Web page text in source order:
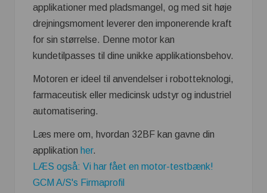
applikationer med pladsmangel, og med sit høje
drejningsmoment leverer den imponerende kraft
for sin størrelse. Denne motor kan
kundetilpasses til dine unikke applikationsbehov.
Motoren er ideel til anvendelser i robotteknologi,
farmaceutisk eller medicinsk udstyr og industriel
automatisering.
Læs mere om, hvordan 32BF kan gavne din
applikation her.
LÆS også: Vi har fået en motor-testbænk!
GCM A/S's Firmaprofil